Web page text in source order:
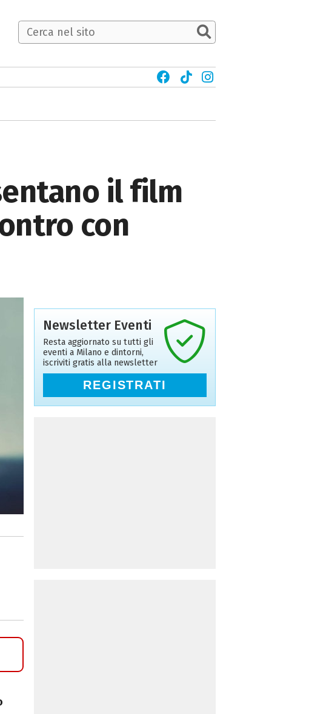
il film
con
Newsletter Eventi
Resta aggiornato su tutti gli
eventi a Milano e dintorni,
iscriviti gratis alla newsletter
REGISTRATI